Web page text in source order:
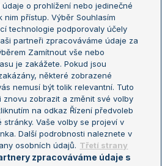
French Open
Wimbledon
US Open
Turnaj mistrů
Turnaj mistryň
o prohlížení nebo jedinečné
nim přístup. Výběr Souhlasím
technologie podporovaly účely
partneři zpracováváme údaje za
Zamítnout vše nebo
je zakážete. Pokud jsou
některé zobrazené
nemusí být tolik relevantní. Tuto
znovu zobrazit a změnit své volby
na odkaz Řízení předvoleb
Vaše volby se projeví v
Další podrobnosti naleznete v
osobních údajů. Třetí strany
zpracováváme údaje s